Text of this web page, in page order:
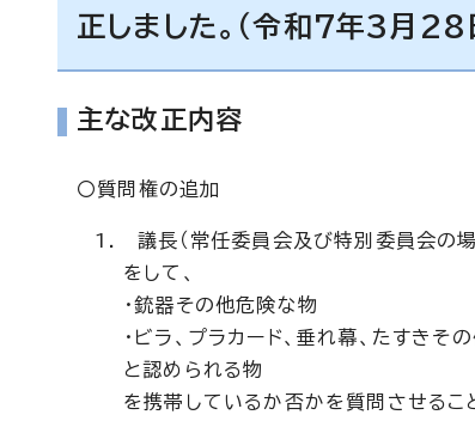
正しました。（令和7年3月
主な改正内容
〇質問権の追加
議長（常任委員会及び特別委員会の
をして、
・銃器その他危険な物
・ビラ、プラカード、垂れ幕、たすき
と認められる物
を携帯しているか否かを質問させるこ